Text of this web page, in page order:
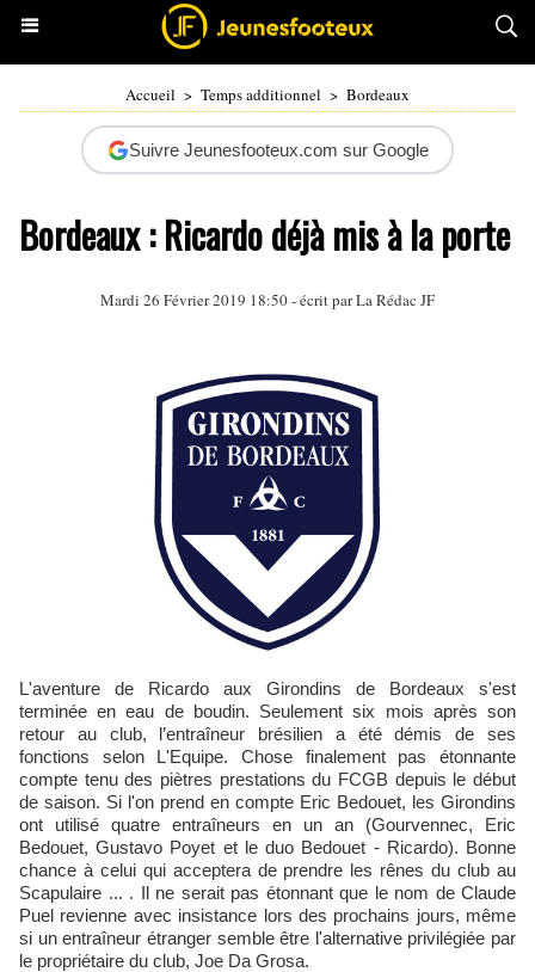
Accueil > Temps additionnel > Bordeaux
Suivre Jeunesfooteux.com sur Google
Bordeaux : Ricardo déjà mis à la porte
Mardi 26 Février 2019 18:50 - écrit par La Rédac JF
L'aventure de Ricardo aux Girondins de Bordeaux s'est
terminée en eau de boudin. Seulement six mois après son
retour au club, l’entraîneur brésilien a été démis de ses
fonctions selon L'Equipe. Chose finalement pas étonnante
compte tenu des piètres prestations du FCGB depuis le début
de saison. Si l'on prend en compte Eric Bedouet, les Girondins
ont utilisé quatre entraîneurs en un an (Gourvennec, Eric
Bedouet, Gustavo Poyet et le duo Bedouet - Ricardo). Bonne
chance à celui qui acceptera de prendre les rênes du club au
Scapulaire ... . Il ne serait pas étonnant que le nom de Claude
Puel revienne avec insistance lors des prochains jours, même
si un entraîneur étranger semble être l'alternative privilégiée par
le propriétaire du club, Joe Da Grosa.